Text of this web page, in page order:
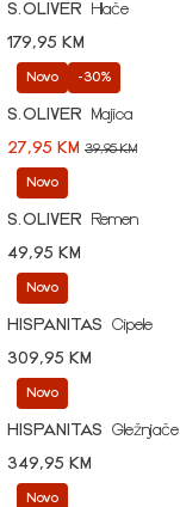
S.OLIVER
Hlače
179,95 KM
Novo -30%
S.OLIVER
Majica
27,95 KM 39,95 KM
Novo
S.OLIVER
Remen
49,95 KM
Novo
HISPANITAS
Cipele
309,95 KM
Novo
HISPANITAS
Gležnjače
349,95 KM
Novo